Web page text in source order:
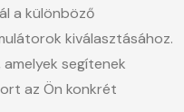
a különböző
kiválasztásához.
segítenek
az Ön konkrét